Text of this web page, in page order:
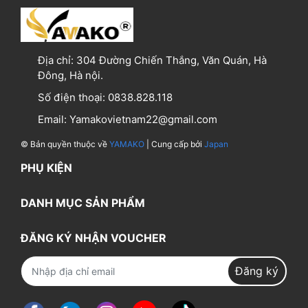
công nghệ hiện đại Nhật Bản
Địa chỉ: 304 Đường Chiến Thắng, Văn Quán, Hà
Đông, Hà nội.
Số điện thoại: 0838.828.118
Email: Yamakovietnam22@gmail.com
© Bản quyền thuộc về YAMAKO | Cung cấp bởi Japan
PHỤ KIỆN
DANH MỤC SẢN PHẨM
ĐĂNG KÝ NHẬN VOUCHER
Đăng ký